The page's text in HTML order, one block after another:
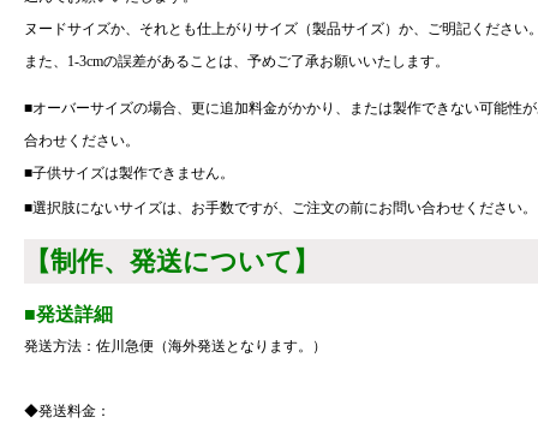
ヌードサイズか、それとも仕上がりサイズ（製品サイズ）か、ご明記ください
また、1-3cmの誤差があることは、予めご了承お願いいたします。
■オーバーサイズの場合、更に追加料金がかかり、または製作できない可能性
合わせください。
■子供サイズは製作できません。
■選択肢にないサイズは、お手数ですが、ご注文の前にお問い合わせください。
【制作、発送について】
■発送詳細
発送方法：佐川急便（海外発送となります。）
◆発送料金：